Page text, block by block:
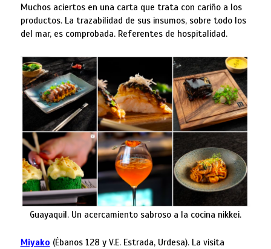
Muchos aciertos en una carta que trata con cariño a los
productos. La trazabilidad de sus insumos, sobre todo los
del mar, es comprobada. Referentes de hospitalidad.
Guayaquil. Un acercamiento sabroso a la cocina nikkei.
Miyako (Ébanos 128 y V.E. Estrada, Urdesa). La visita